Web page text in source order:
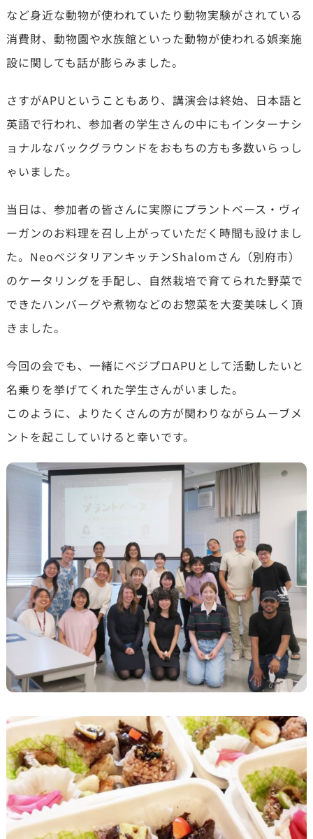
など身近な動物が使われていたり動物実験がされている
消費財、動物園や水族館といった動物が使われる娯楽施
設に関しても話が膨らみました。
さすがAPUということもあり、講演会は終始、日本語と
英語で行われ、参加者の学生さんの中にもインターナシ
ョナルなバックグラウンドをおもちの方も多数いらっし
ゃいました。
当日は、参加者の皆さんに実際にプラントベース・ヴィ
ーガンのお料理を召し上がっていただく時間も設けまし
た。NeoベジタリアンキッチンShalomさん（別府市）
のケータリングを手配し、自然栽培で育てられた野菜で
できたハンバーグや煮物などのお惣菜を大変美味しく頂
きました。
今回の会でも、一緒にベジプロAPUとして活動したいと
名乗りを挙げてくれた学生さんがいました。
このように、よりたくさんの方が関わりながらムーブメ
ントを起こしていけると幸いです。